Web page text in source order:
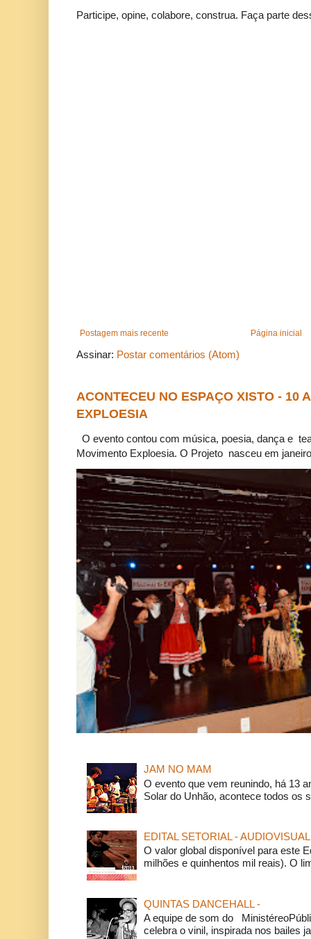
Participe, opine, colabore, construa. Faça parte
Postagem mais recente Página inicial
Assinar: Postar comentários (Atom)
ACONTECEU NO ESPAÇO XISTO - 10
EXPLOESIA
O evento contou com música, poesia, dança e
Movimento Exploesia. O Projeto nasceu em
JAM NO MAM
O evento que vem reunindo, há 13
Solar do Unhão, acontece todos os
EDITAL SETORIAL - AUDIOVISUAL
O valor global disponível para este
milhões e quinhentos mil reais). O
QUINTAS DANCEHALL -
A equipe de som do
celebra o vinil, inspirada nos bailes